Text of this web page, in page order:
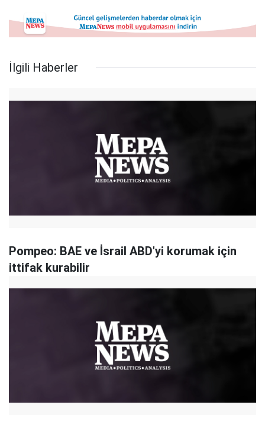
İlgili Haberler
Pompeo: BAE ve İsrail ABD'yi korumak için
ittifak kurabilir